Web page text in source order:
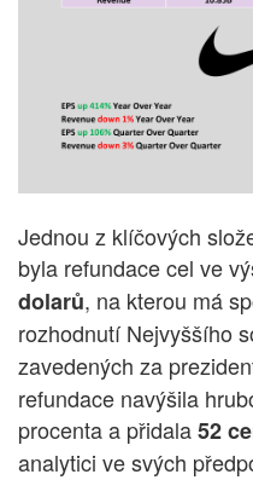
Jednou z klíčových
byla refundace cel ve
dolarů, na kterou má
rozhodnutí Nejvyššího
zavedených za
refundace navýšila
procenta a přidala52
analytici ve svých